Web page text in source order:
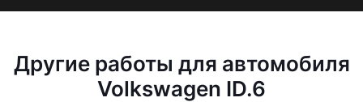
Другие работы для автомобиля
Volkswagen ID.6